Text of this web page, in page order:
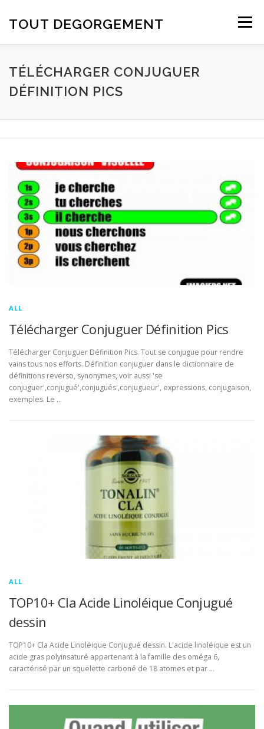
TOUT DEGORGEMENT Menu
TÉLÉCHARGER CONJUGUER
DÉFINITION PICS
ALL
Télécharger Conjuguer Définition Pics
Télécharger Conjuguer Définition Pics. Tout se conjugue pour rendre
vains tous nos efforts. Définition conjuguer dans le dictionnaire de
définitions reverso, synonymes, voir aussi 'se
conjuguer',conjugué',conjugués',conjugueur', expressions, conjugaison,
exemples. Le …
ALL
TOP10+ Cla Acide Linoléique Conjugué
dessin
TOP10+ Cla Acide Linoléique Conjugué dessin. L'acide linoléique est un
acide gras polyinsaturé appartenant à la famille des oméga 6,
caractérisé par un squelette carboné de 18 atomes et par …